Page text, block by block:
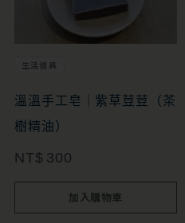
生活道具
溫溫手工皂｜紫草荳荳（茶
樹精油）
NT$ 300
加入購物車